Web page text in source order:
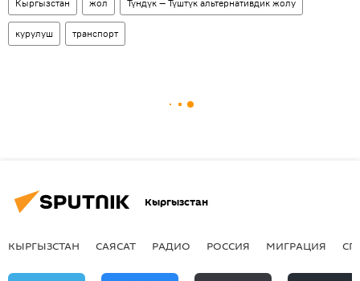
Кыргызстан жол Түндүк — Түштүк альтернативдик жолу
курулуш транспорт
Кыргызстан
КЫРГЫЗСТАН САЯСАТ РАДИО РОССИЯ МИГРАЦИЯ